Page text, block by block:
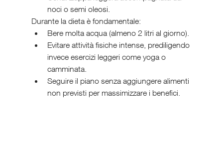
noci o semi oleosi.
Durante la dieta è fondamentale:
Bere molta acqua (almeno 2 litri al giorno).
Evitare attività fisiche intense, prediligendo
invece esercizi leggeri come yoga o
camminata.
Seguire il piano senza aggiungere alimenti
non previsti per massimizzare i benefici.